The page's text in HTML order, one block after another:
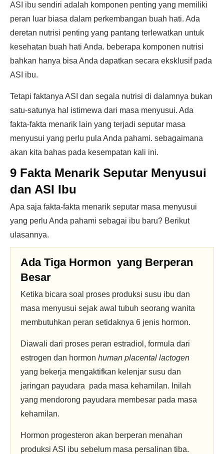
ASI ibu sendiri adalah komponen penting yang memiliki
peran luar biasa dalam perkembangan buah hati. Ada
deretan nutrisi penting yang pantang terlewatkan untuk
kesehatan buah hati Anda. beberapa komponen nutrisi
bahkan hanya bisa Anda dapatkan secara eksklusif pada
ASI ibu.
Tetapi faktanya ASI dan segala nutrisi di dalamnya bukan
satu-satunya hal istimewa dari masa menyusui. Ada
fakta-fakta menarik lain yang terjadi seputar masa
menyusui yang perlu pula Anda pahami. sebagaimana
akan kita bahas pada kesempatan kali ini.
9 Fakta Menarik Seputar Menyusui
dan ASI Ibu
Apa saja fakta-fakta menarik seputar masa menyusui
yang perlu Anda pahami sebagai ibu baru? Berikut
ulasannya.
Ada Tiga Hormon yang Berperan
Besar
Ketika bicara soal proses produksi susu ibu dan
masa menyusui sejak awal tubuh seorang wanita
membutuhkan peran setidaknya 6 jenis hormon.
Diawali dari proses peran estradiol, formula dari
estrogen dan hormon human placental lactogen
yang bekerja mengaktifkan kelenjar susu dan
jaringan payudara pada masa kehamilan. Inilah
yang mendorong payudara membesar pada masa
kehamilan.
Hormon progesteron akan berperan menahan
produksi ASI ibu sebelum masa persalinan tiba.